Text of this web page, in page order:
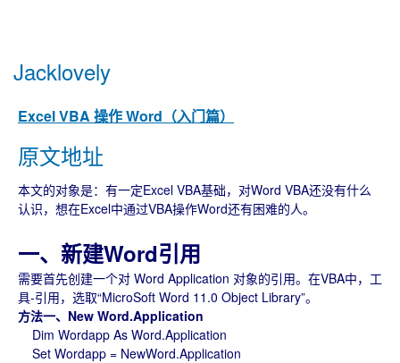
Jacklovely
Excel VBA 操作 Word（入门篇）
原文地址
本文的对象是：有一定Excel VBA基础，对Word VBA还没有什么
认识，想在Excel中通过VBA操作Word还有困难的人。
一、新建Word引用
需要首先创建一个对 Word Application 对象的引用。在VBA中，工
具-引用，选取“MicroSoft Word 11.0 Object Library”。
方法一、New Word.Application
Dim Wordapp As Word.Application
Set Wordapp = NewWord.Application